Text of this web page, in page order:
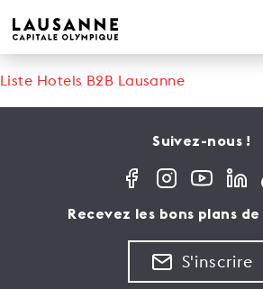
Liste Hotels B2B Lausanne
Suivez-nous !
Recevez les bons plans
S'inscrire